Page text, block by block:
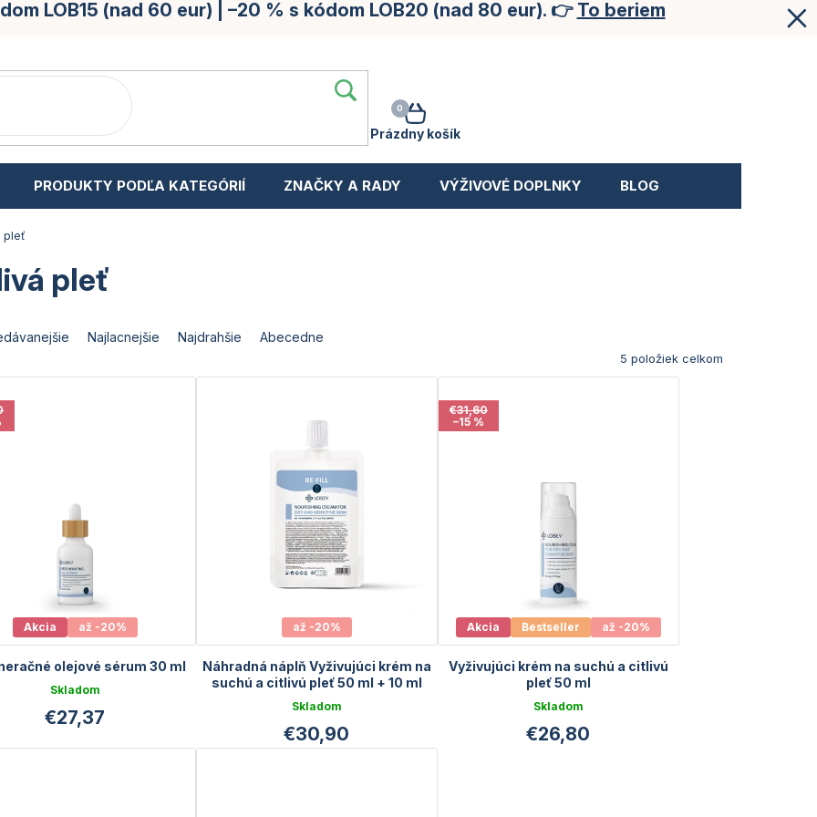
LOB15 (nad 60 eur) | –20 % s kódom LOB20 (nad 80 eur). 👉 To beriem
NÁKUPNÝ
KOŠÍK
Prázdny košík
PRODUKTY PODĽA KATEGÓRIÍ ZNAČKY A RADY VÝŽIVOVÉ DOPLNKY BLOG
pleť
pleť
Najlacnejšie Najdrahšie Abecedne
5 položiek celkom
Akcia až -20%
olejové sérum 30 ml
Skladom
€27,37
až -20%
Náhradná náplň Vyživujúci krém na
suchú a citlivú pleť 50 ml + 10 ml
GRATIS
Skladom
€30,90
Akcia Bestseller až -20%
€31,60
–15 %
Vyživujúci krém na suchú a citlivú
pleť 50 ml
Skladom
€26,80